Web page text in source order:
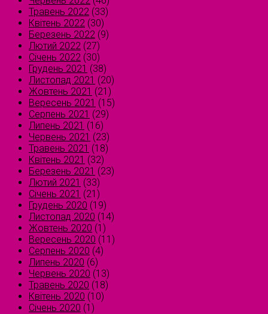
Травень 2022 (33)
Квітень 2022 (30)
Березень 2022 (9)
Лютий 2022 (27)
Січень 2022 (30)
Грудень 2021 (38)
Листопад 2021 (20)
Жовтень 2021 (21)
Вересень 2021 (15)
Серпень 2021 (29)
Липень 2021 (16)
Червень 2021 (23)
Травень 2021 (18)
Квітень 2021 (32)
Березень 2021 (23)
Лютий 2021 (33)
Січень 2021 (21)
Грудень 2020 (19)
Листопад 2020 (14)
Жовтень 2020 (1)
Вересень 2020 (11)
Серпень 2020 (4)
Липень 2020 (6)
Червень 2020 (13)
Травень 2020 (18)
Квітень 2020 (10)
Січень 2020 (1)